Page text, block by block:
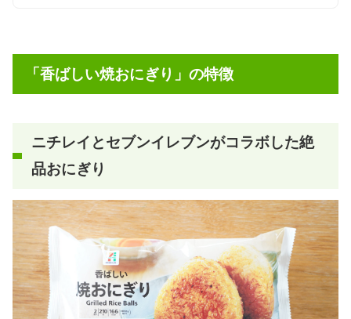
「香ばしい焼おにぎり」の特徴
ニチレイとセブンイレブンがコラボした絶
品おにぎり